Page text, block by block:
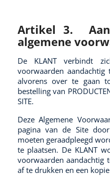
Artikel 3.
algemene
De KLANT verbindt
voorwaarden
alvorens over te gaan
bestelling van
SITE.
Deze Algemene
pagina van de Site
moeten geraadpleegd
te plaatsen. De KLANT
voorwaarden aandachtig
af te drukken en een